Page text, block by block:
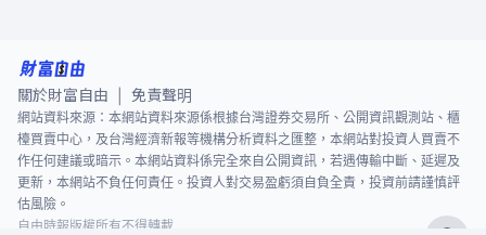
關於財富自由 免責聲明
網站資料來源：本網站資料來源係根據台灣證券交易所、公開資訊觀測站、櫃
檯買賣中心，及台灣經濟新報等機構分析資料之匯整，本網站對投資人買賣不
作任何建議或暗示。本網站資料係完全來自公開資訊，若遇傳輸中斷、延遲及
更新，本網站不負任何責任。投資人對交易盈虧須自負全責，投資前請謹慎評
估風險。
自由時報版權所有不得轉載